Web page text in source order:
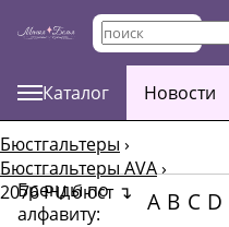
Каталог Новости
Бюстгальтеры ›
Бюстгальтеры AVA›
2076 PU бюст ↴
Бренды по
алфавиту:
A B C D